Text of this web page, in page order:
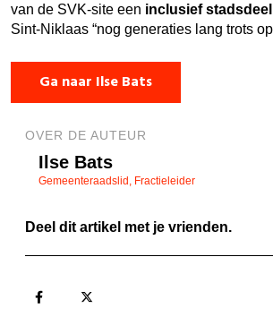
van de SVK-site een inclusief stadsdeel
Sint-Niklaas “nog generaties lang trots
Ga naar Ilse Bats
OVER DE AUTEUR
Ilse Bats
Gemeenteraadslid, Fractieleider
Deel dit artikel met je vrienden.